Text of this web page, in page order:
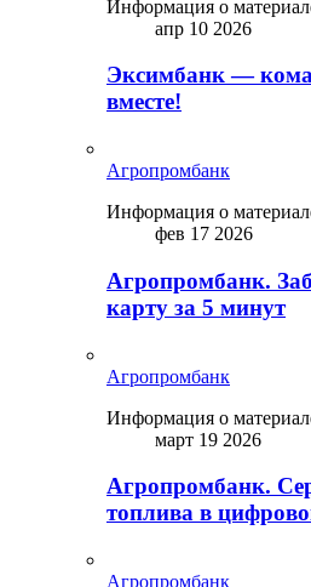
Информация о
апр 10 2026
Эксимбанк —
вместе!
Агропромбанк
Информация о
фев 17 2026
Агропромбанк.
карту за 5 минут
Агропромбанк
Информация о
март 19 2026
Агропромбанк.
топлива в
Агропромбанк